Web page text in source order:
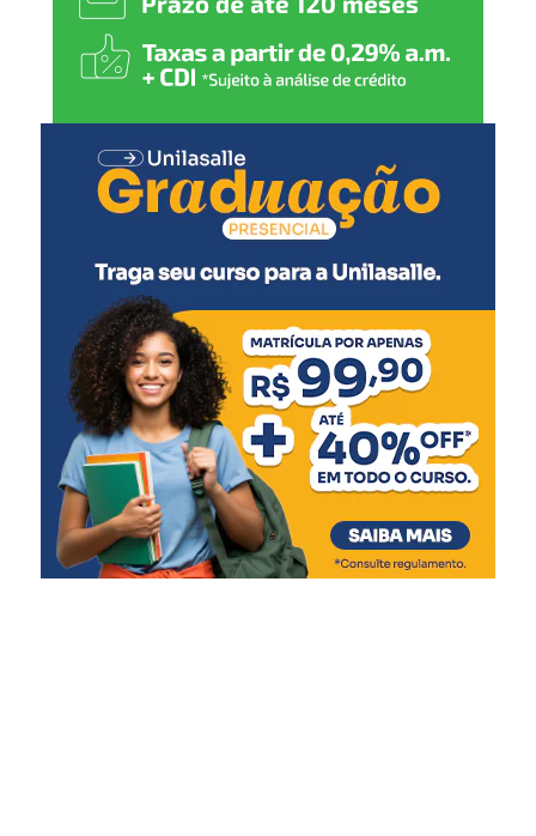
que a quantidade de notas cadastradas não garante maior
possibilidade de contemplação.
“O exemplo do Guilherme
demonstra que não é
preciso cadastrar centenas
de notas para ser
contemplado. Com apenas
cinco notas fiscais ele foi o
grande vencedor do mês.
Por isso, nossa orientação
é que todos peçam o CPF
na nota e façam o
cadastro”, afirmou.
Segundo a prefeitura, novos sorteios serão realizados ao